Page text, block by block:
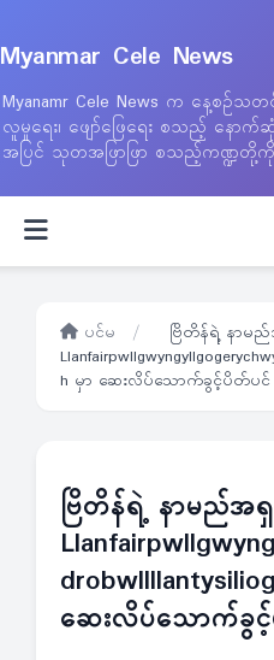
Myanmar Cele News
Myanamr Cele News က နေ့စဉ်သတင်
လူမှုရေး၊ ဖျော်ဖြေရေး စသည့် နောက်
အပြင် သုတအဖြာဖြာ စသည့်ကဏ္ဍတို့ကို
ပင်မ /
ဗြိတိန်ရဲ့ နာမ
h မှာ ဆေးလိပ်သောက်ခွင့်ပိတ်ပင်
ဗြိတိန်ရဲ့ နာမည်အ
ဆေးလိပ်သောက်ခွ